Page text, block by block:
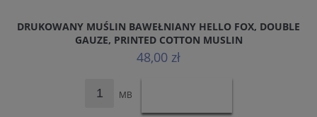
DRUKOWANY MUŚLIN BAWEŁNIANY HELLO FOX, DOUBLE
GAUZE, PRINTED COTTON MUSLIN
48,00 zł
MB